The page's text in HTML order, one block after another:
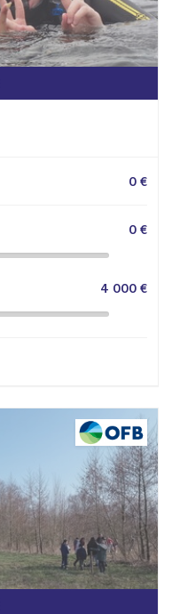
0 €
0 €
4 000 €